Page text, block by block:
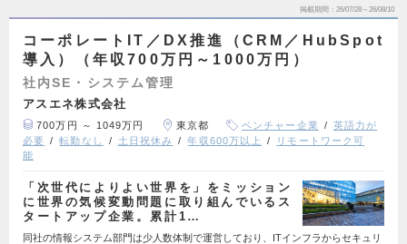
掲載期間 26/07/28～26/08/10
コーポレートIT／DX推進（CRM／HubSpot
導入）（年収700万円～1000万円）
社内SE・システム管理
アスエネ株式会社
700万円 ～ 1049万円 東京都 ベンチャー企業
英語力が
必要
転勤なし 土日祝休み 年収600万以上
リモートワーク可
能
「次世代によりよい世界を」をミッション
に世界の気候変動問題に取り組んでいるス
タートアップ企業。累計1…
同社の情報システム部門は少人数体制で運営しており、ITインフラからセキュリ